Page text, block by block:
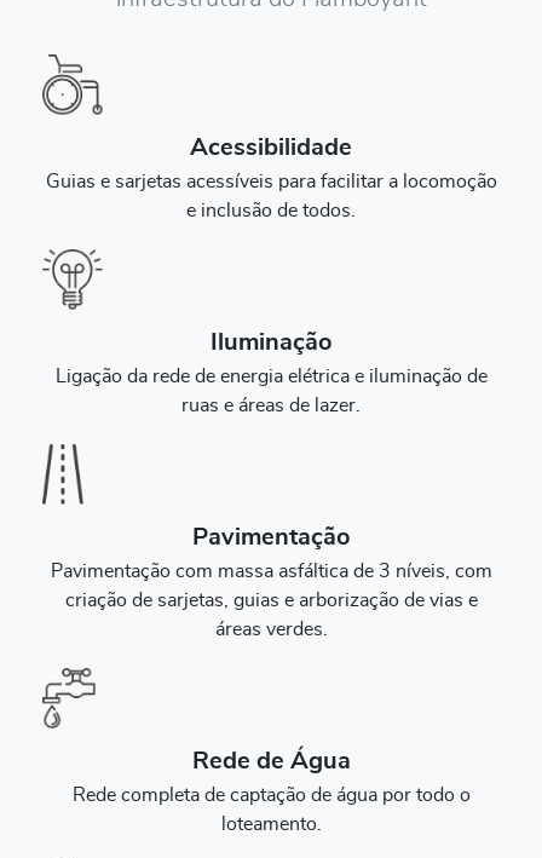
Acessibilidade
Guias e sarjetas acessíveis para facilitar a locomoção
e inclusão de todos.
Iluminação
Ligação da rede de energia elétrica e iluminação de
ruas e áreas de lazer.
Pavimentação
Pavimentação com massa asfáltica de 3 níveis, com
criação de sarjetas, guias e arborização de vias e
áreas verdes.
Rede de Água
Rede completa de captação de água por todo o
loteamento.